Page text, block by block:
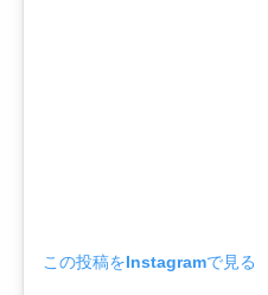
この投稿をInstagramで見る